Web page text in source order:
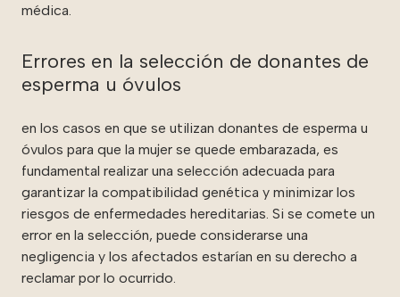
médica.
Errores en la selección de donantes de
esperma u óvulos
en los casos en que se utilizan donantes de esperma u
óvulos para que la mujer se quede embarazada, es
fundamental realizar una selección adecuada para
garantizar la compatibilidad genética y minimizar los
riesgos de enfermedades hereditarias. Si se comete un
error en la selección, puede considerarse una
negligencia y los afectados estarían en su derecho a
reclamar por lo ocurrido.